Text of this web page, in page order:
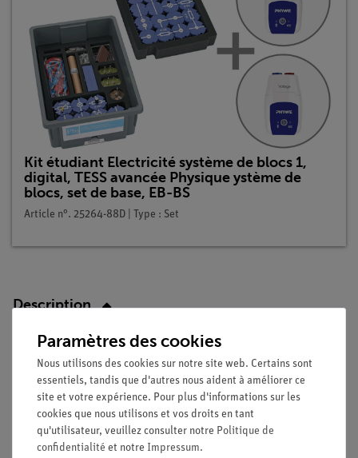
Kit étudiant Electricité système de blocs 1,
digital, TESS avancée Physique ystème de
blocs, set de base, EB-BS
Article n°. 25264-88D | Type : Set
Description
Les élèves doivent d'abord reconnaître dans le modèle qu'une
tension donnée peut être divisée à l'aide d'un potentiomètre
(diviseur de tension) et que la fonction de division est basée
sur la loi du montage en série des résistances
Paramètres des cookies
Nous utilisons des cookies sur notre site web. Certains sont
essentiels, tandis que d'autres nous aident à améliorer ce
site et votre expérience. Pour plus d'informations sur les
cookies que nous utilisons et vos droits en tant
qu'utilisateur, veuillez consulter notre Politique de
confidentialité et notre Impressum.